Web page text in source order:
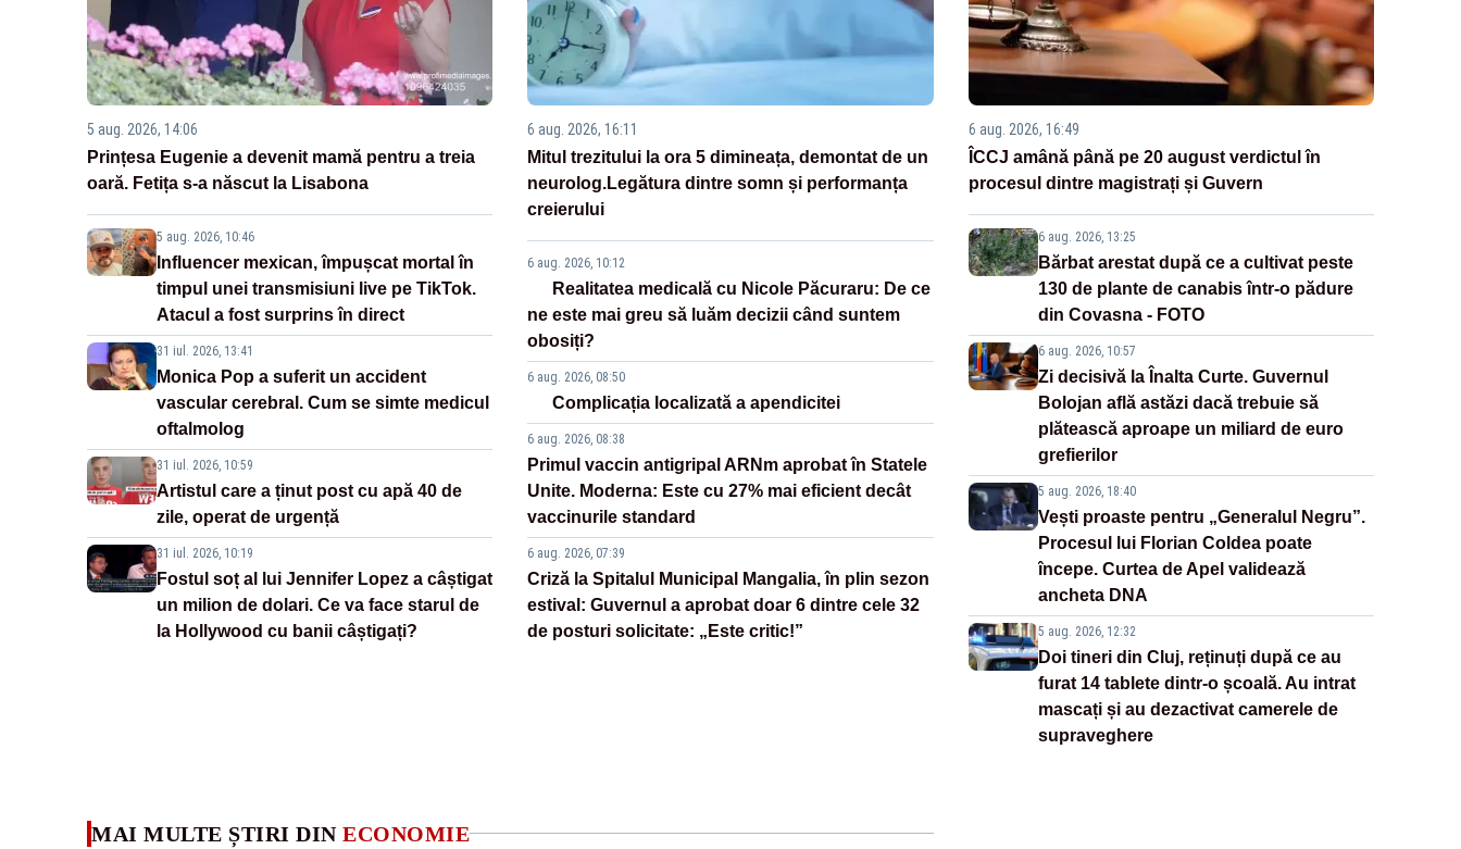
5 aug. 2026, 14:06
Prințesa Eugenie a devenit mamă pentru a treia
oară. Fetița s-a născut la Lisabona
5 aug. 2026, 10:46
Influencer mexican, împușcat mortal în
timpul unei transmisiuni live pe TikTok.
Atacul a fost surprins în direct
31 iul. 2026, 13:41
Monica Pop a suferit un accident
vascular cerebral. Cum se simte medicul
oftalmolog
31 iul. 2026, 10:59
Artistul care a ținut post cu apă 40 de
zile, operat de urgență
31 iul. 2026, 10:19
Fostul soț al lui Jennifer Lopez a câștigat
un milion de dolari. Ce va face starul de
la Hollywood cu banii câștigați?
6 aug. 2026, 16:11
Mitul trezitului la ora 5 dimineața, demontat de un
neurolog.Legătura dintre somn și performanța
creierului
6 aug. 2026, 10:12
Realitatea medicală cu Nicole Păcuraru: De ce
ne este mai greu să luăm decizii când suntem
obosiți?
6 aug. 2026, 08:50
Complicația localizată a apendicitei
6 aug. 2026, 08:38
Primul vaccin antigripal ARNm aprobat în Statele
Unite. Moderna: Este cu 27% mai eficient decât
vaccinurile standard
6 aug. 2026, 07:39
Criză la Spitalul Municipal Mangalia, în plin sezon
estival: Guvernul a aprobat doar 6 dintre cele 32
de posturi solicitate: „Este critic!”
6 aug. 2026, 16:49
ÎCCJ amână până pe 20 august verdictul în
procesul dintre magistrați și Guvern
6 aug. 2026, 13:25
Bărbat arestat după ce a cultivat peste
130 de plante de canabis într-o pădure
din Covasna - FOTO
6 aug. 2026, 10:57
Zi decisivă la Înalta Curte. Guvernul
Bolojan află astăzi dacă trebuie să
plătească aproape un miliard de euro
grefierilor
5 aug. 2026, 18:40
Vești proaste pentru „Generalul Negru”.
Procesul lui Florian Coldea poate
începe. Curtea de Apel validează
ancheta DNA
5 aug. 2026, 12:32
Doi tineri din Cluj, reținuți după ce au
furat 14 tablete dintr-o școală. Au intrat
mascați și au dezactivat camerele de
supraveghere
MAI MULTE ȘTIRI DIN ECONOMIE